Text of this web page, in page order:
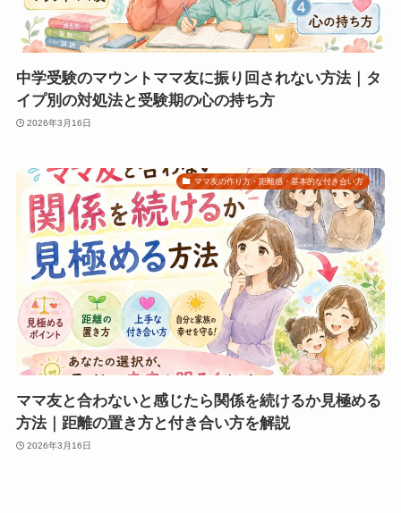
中学受験のマウントママ友に振り回されない方法｜タ
イプ別の対処法と受験期の心の持ち方
2026年3月16日
ママ友の作り方・距離感・基本的な付き合い方
ママ友と合わないと感じたら関係を続けるか見極める
方法｜距離の置き方と付き合い方を解説
2026年3月16日